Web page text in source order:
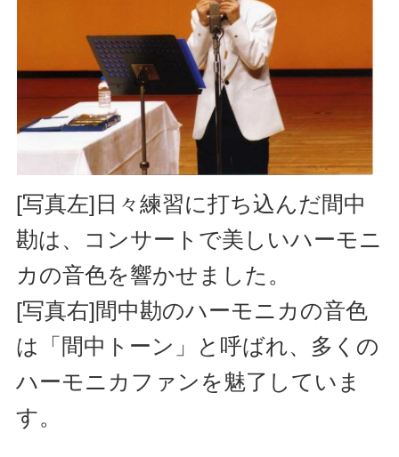
[写真左]日々練習に打ち込んだ間中
勘は、コンサートで美しいハーモニ
カの音色を響かせました。
[写真右]間中勘のハーモニカの音色
は「間中トーン」と呼ばれ、多くの
ハーモニカファンを魅了していま
す。